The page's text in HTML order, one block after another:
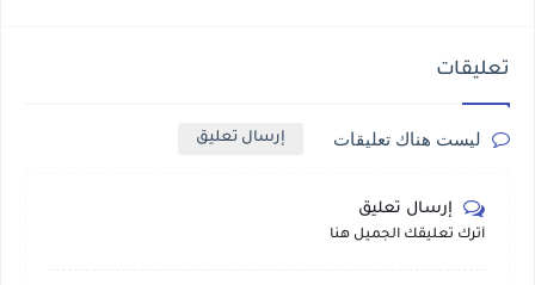
تعليقات
ليست هناك تعليقات إرسال تعليق
إرسال تعليق
أترك تعليقك الجميل هنا